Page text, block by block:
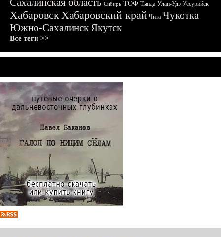
Сахалинская область Сибирь ТОФ Тында Улан-Удэ Уссурийск
ХабаровскХабаровский край Чита Чукотка
Южно-СахалинскЯкутск
Все теги >>